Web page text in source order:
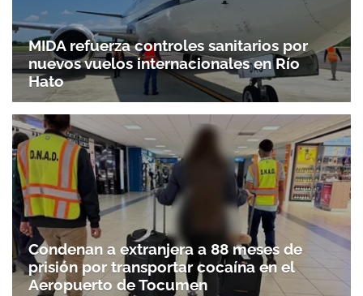
MIDA refuerza controles sanitarios por
nuevos vuelos internacionales en Río
Hato
Condenan a extranjera a 88 meses de
prisión por transportar cocaína en el
Aeropuerto de Tocumen